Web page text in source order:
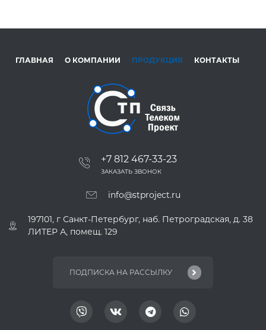
ГЛАВНАЯ О КОМПАНИИ ПРОДУКЦИЯ КОНТАКТЫ
+7 812 467-33-23
ЗАКАЗАТЬ ЗВОНОК
info@stproject.ru
197101, г Санкт-Петербург, наб. Петроградская, д. 38
ЛИТЕР А, помещ. 129